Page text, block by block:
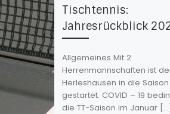
Tischtennis:
Jahresrückblick
Allgemeines Mit 2
Herrenmannschaften ist
Herleshausen in die Saison
gestartet. COVID – 19
die TT-Saison im Januar […]